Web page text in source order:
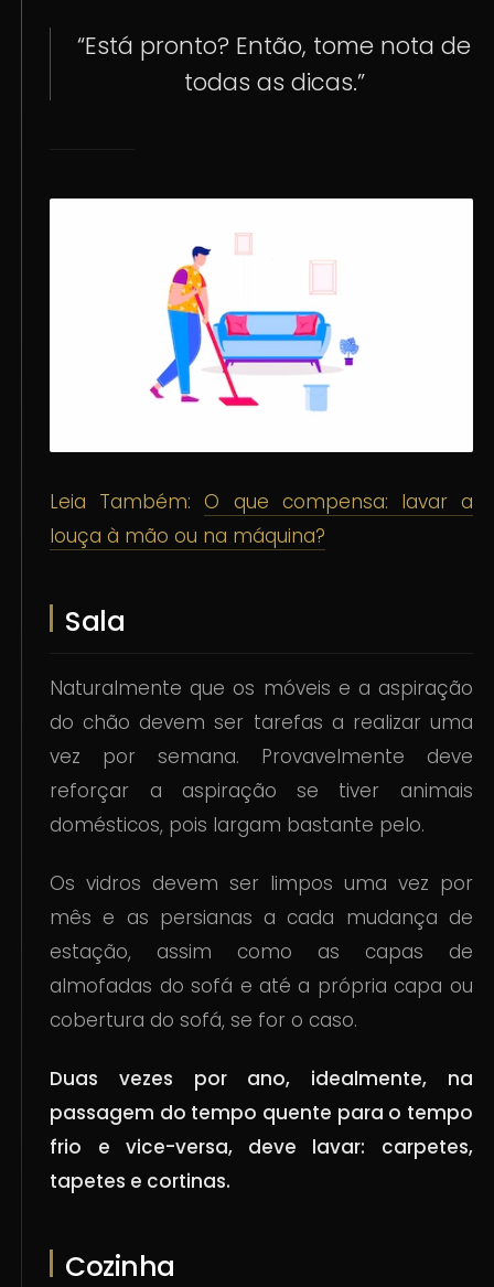
“Está pronto? Então, tome nota de
todas as dicas.”
Leia Também:O que compensa: lavar a
louça à mão ou na máquina?
Sala
Naturalmente que os móveis e a aspiração
do chão devem ser tarefas a realizar uma
vez por semana. Provavelmente deve
reforçar a aspiração se tiver animais
domésticos, pois largam bastante pelo.
Os vidros devem ser limpos uma vez por
mês e as persianas a cada mudança de
estação, assim como as capas de
almofadas do sofá e até a própria capa ou
cobertura do sofá, se for o caso.
Duas vezes por ano, idealmente, na
passagem do tempo quente para o tempo
frio e vice-versa, deve lavar: carpetes,
tapetes e cortinas.
Cozinha